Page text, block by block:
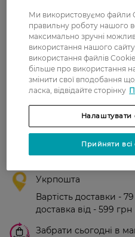
Світлана
21 листопада, 2024
об'єм.
Нова пошта
У відділення Нової
безкоштовно від 699
Укрпошта
Вартість доставки -
доставка від - 599 грн
Забрати сьогодні в
Ми використовуємо файли
правильну роботу нашого
максимально зручні
використання нашого
використання файлів
більше про використання
змінити свої вподобання
ласка, відвідайте сторінку
Прийняти